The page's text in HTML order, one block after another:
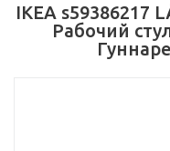
IKEA
Рабочий